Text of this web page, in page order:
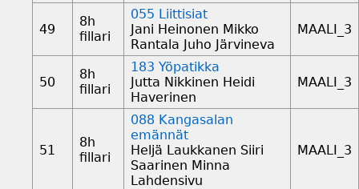
49
8h
fillari
055 Liittisiat
Jani Heinonen Mikko
Rantala Juho Järvineva
MAALI_3
50
8h
fillari
183 Yöpatikka
Jutta Nikkinen Heidi
Haverinen
MAALI_3
51
8h
fillari
088 Kangasalan
emännät
Heljä Laukkanen Siiri
Saarinen Minna
Lahdensivu
MAALI_3